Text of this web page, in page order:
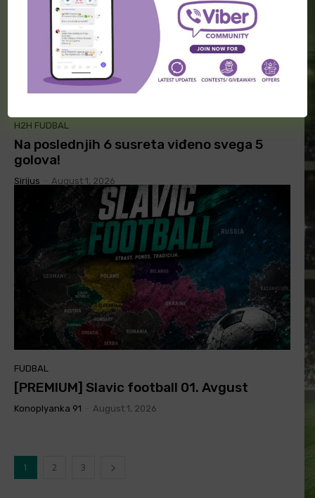
H2H FUDBAL
Na poslednjih 6 susreta viđeno svega 5
golova!
Sirijus August 1, 2026
FUDBAL
[PREMIUM] Slavic football 01. Avgust
Konoplyanka 91 August 1, 2026
1 2 3